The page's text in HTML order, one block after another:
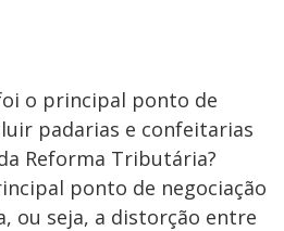
o principal ponto de
padarias e confeitarias
Reforma Tributária?
ponto de negociação
ou seja, a distorção entre